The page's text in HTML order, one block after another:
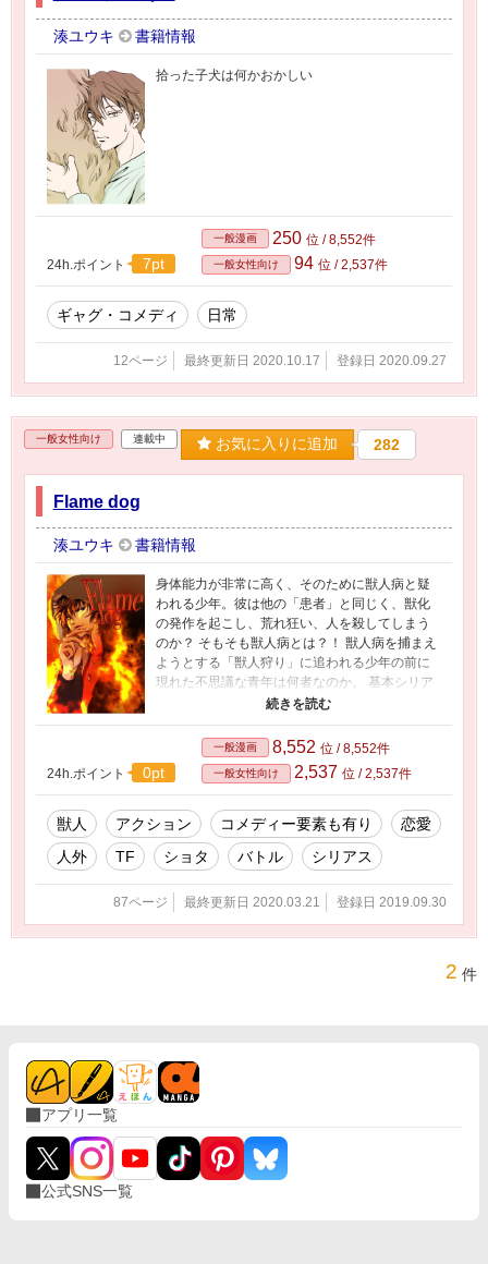
湊ユウキ 書籍情報
拾った子犬は何かおかしい
24h.ポイント 7pt
一般漫画 250 位 / 8,552件
一般女性向け 94 位 / 2,537件
ギャグ・コメディ 日常
12ページ 最終更新日 2020.10.17 登録日 2020.09.27
一般女性向け 連載中 お気に入りに追加 282
Flame dog
湊ユウキ 書籍情報
身体能力が非常に高く、そのために獣人病と疑
われる少年。彼は他の「患者」と同じく、獣化
の発作を起こし、荒れ狂い、人を殺してしまう
のか？ そもそも獣人病とは？！ 獣人病を捕まえ
ようとする「獣人狩り」に追われる少年の前に
現れた不思議な青年は何者なのか。 基本シリア
スですが、コメディーをまじえています。女性
24h.ポイント 0pt
一般漫画 8,552 位 / 8,552件
一般女性向け 2,537 位 / 2,537件
獣人 アクション コメディー要素も有り
恋愛
人外
TF ショタ バトル シリアス
87ページ 最終更新日 2020.03.21 登録日 2019.09.30
2 件
アプリ一覧
公式SNS一覧